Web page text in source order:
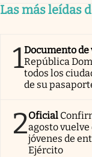
Las más leídas
1Documento de
República
todos los
de su
2Oficial
agosto
jóvenes de
Ejército